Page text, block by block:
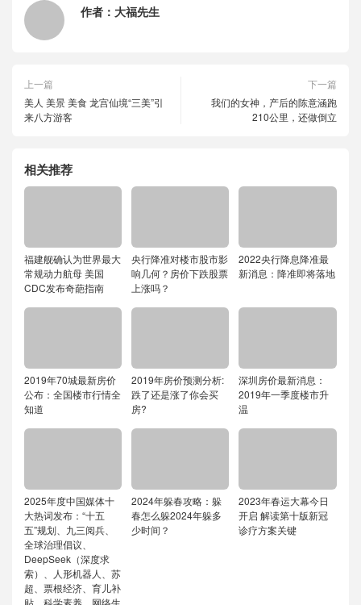
作者： 大福先生
上一篇
美人 美景 美食 龙宫仙境“三美”引
来八方游客
下一篇
我们的女神，产后的陈意涵跑
210公里，还做倒立
相关推荐
福建舰确认为世界最大
常规动力航母 美国
CDC发布奇葩指南
央行降准对楼市股市影
响几何？房价下跌股票
上涨吗？
2022央行降息降准最
新消息：降准即将落地
2019年70城最新房价
公布：全国楼市行情全
知道
2019年房价预测分析:
跌了还是涨了你会买
房?
深圳房价最新消息：
2019年一季度楼市升
温
2025年度中国媒体十
大热词发布：“十五
五”规划、九三阅兵、
全球治理倡议、
DeepSeek（深度求
索）、人形机器人、苏
超、票根经济、育儿补
贴、科学素养、网络生
2024年躲春攻略：躲
春怎么躲2024年躲多
少时间？
2023年春运大幕今日
开启 解读第十版新冠
诊疗方案关键